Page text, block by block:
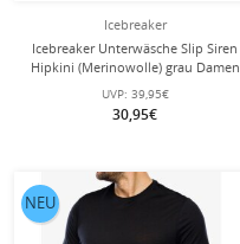
Icebreaker
Icebreaker Unterwäsche Slip Siren
Hipkini (Merinowolle) grau Damen
UVP: 39,95€
30,95€
NEU